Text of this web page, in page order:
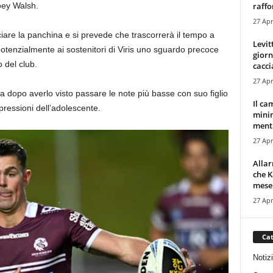
Walsh.
la panchina e si prevede che trascorrerà il tempo a
ai sostenitori di Viris uno sguardo precoce
del club.
dopo averlo visto passare le note più basse con suo figlio
dell’adolescente.
27
27
Il
27
che
27